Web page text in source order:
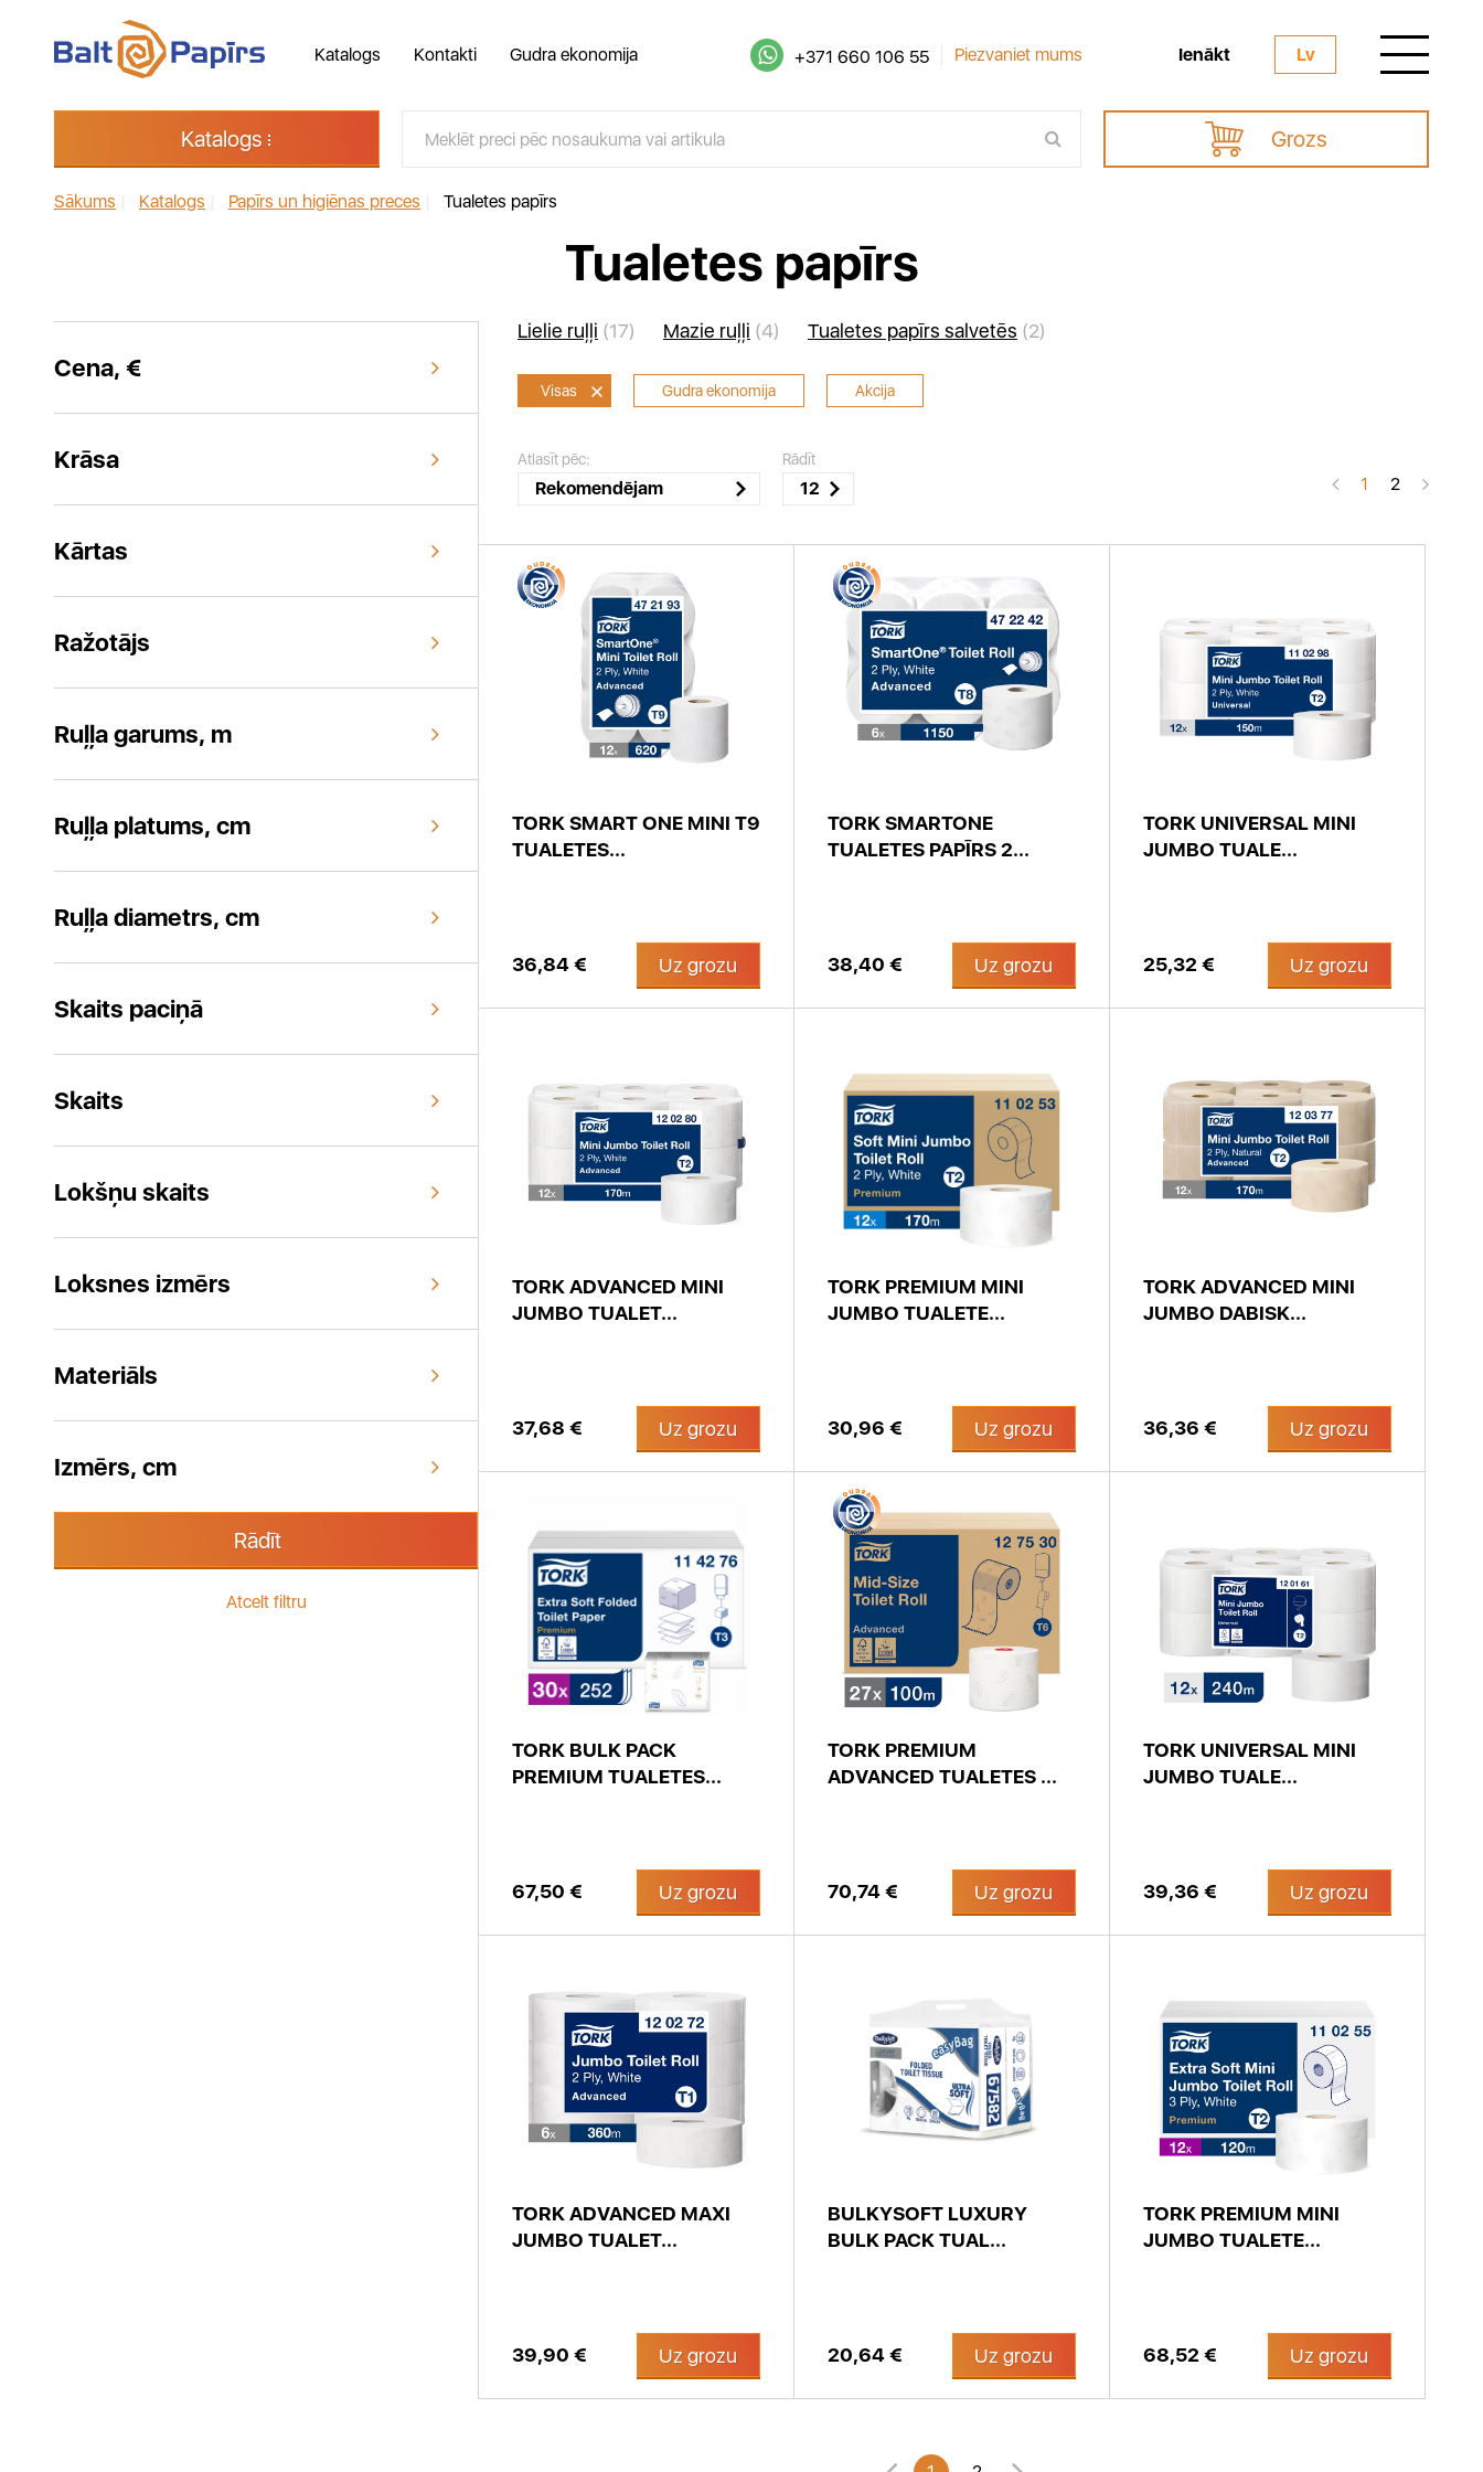
Katalogs Kontakti Gudra ekonomija +371 660 106 55 Piezvaniet mums Ienākt Lv
Katalogs Grozs
Sākums Katalogs Papīrs un higiēnas preces Tualetes papīrs
Tualetes papīrs
Cena, €
Krāsa
Kārtas
Ražotājs
Ruļļa garums, m
Ruļļa platums, cm
Ruļļa diametrs, cm
Skaits paciņā
Skaits
Lokšņu skaits
Loksnes izmērs
Materiāls
Izmērs, cm
Rādīt
Atcelt filtru
Lielie ruļļi (17) Mazie ruļļi (4) Tualetes papīrs salvetēs (2)
Visas Gudra ekonomija Akcija
Atlasīt pēc:
Rekomendējam
Rādīt
12 1 2
TORK SMART ONE MINI T9
TUALETES...
36,84 € Uz grozu
TORK SMARTONE
TUALETES PAPĪRS 2...
38,40 € Uz grozu
TORK UNIVERSAL MINI
JUMBO TUALE...
25,32 € Uz grozu
TORK ADVANCED MINI
JUMBO TUALET...
37,68 € Uz grozu
TORK PREMIUM MINI
JUMBO TUALETE...
30,96 € Uz grozu
TORK ADVANCED MINI
JUMBO DABISK...
36,36 € Uz grozu
TORK BULK PACK
PREMIUM TUALETES...
67,50 € Uz grozu
TORK PREMIUM
ADVANCED TUALETES ...
70,74 € Uz grozu
TORK UNIVERSAL MINI
JUMBO TUALE...
39,36 € Uz grozu
TORK ADVANCED MAXI
JUMBO TUALET...
39,90 € Uz grozu
BULKYSOFT LUXURY
BULK PACK TUAL...
20,64 € Uz grozu
TORK PREMIUM MINI
JUMBO TUALETE...
68,52 € Uz grozu